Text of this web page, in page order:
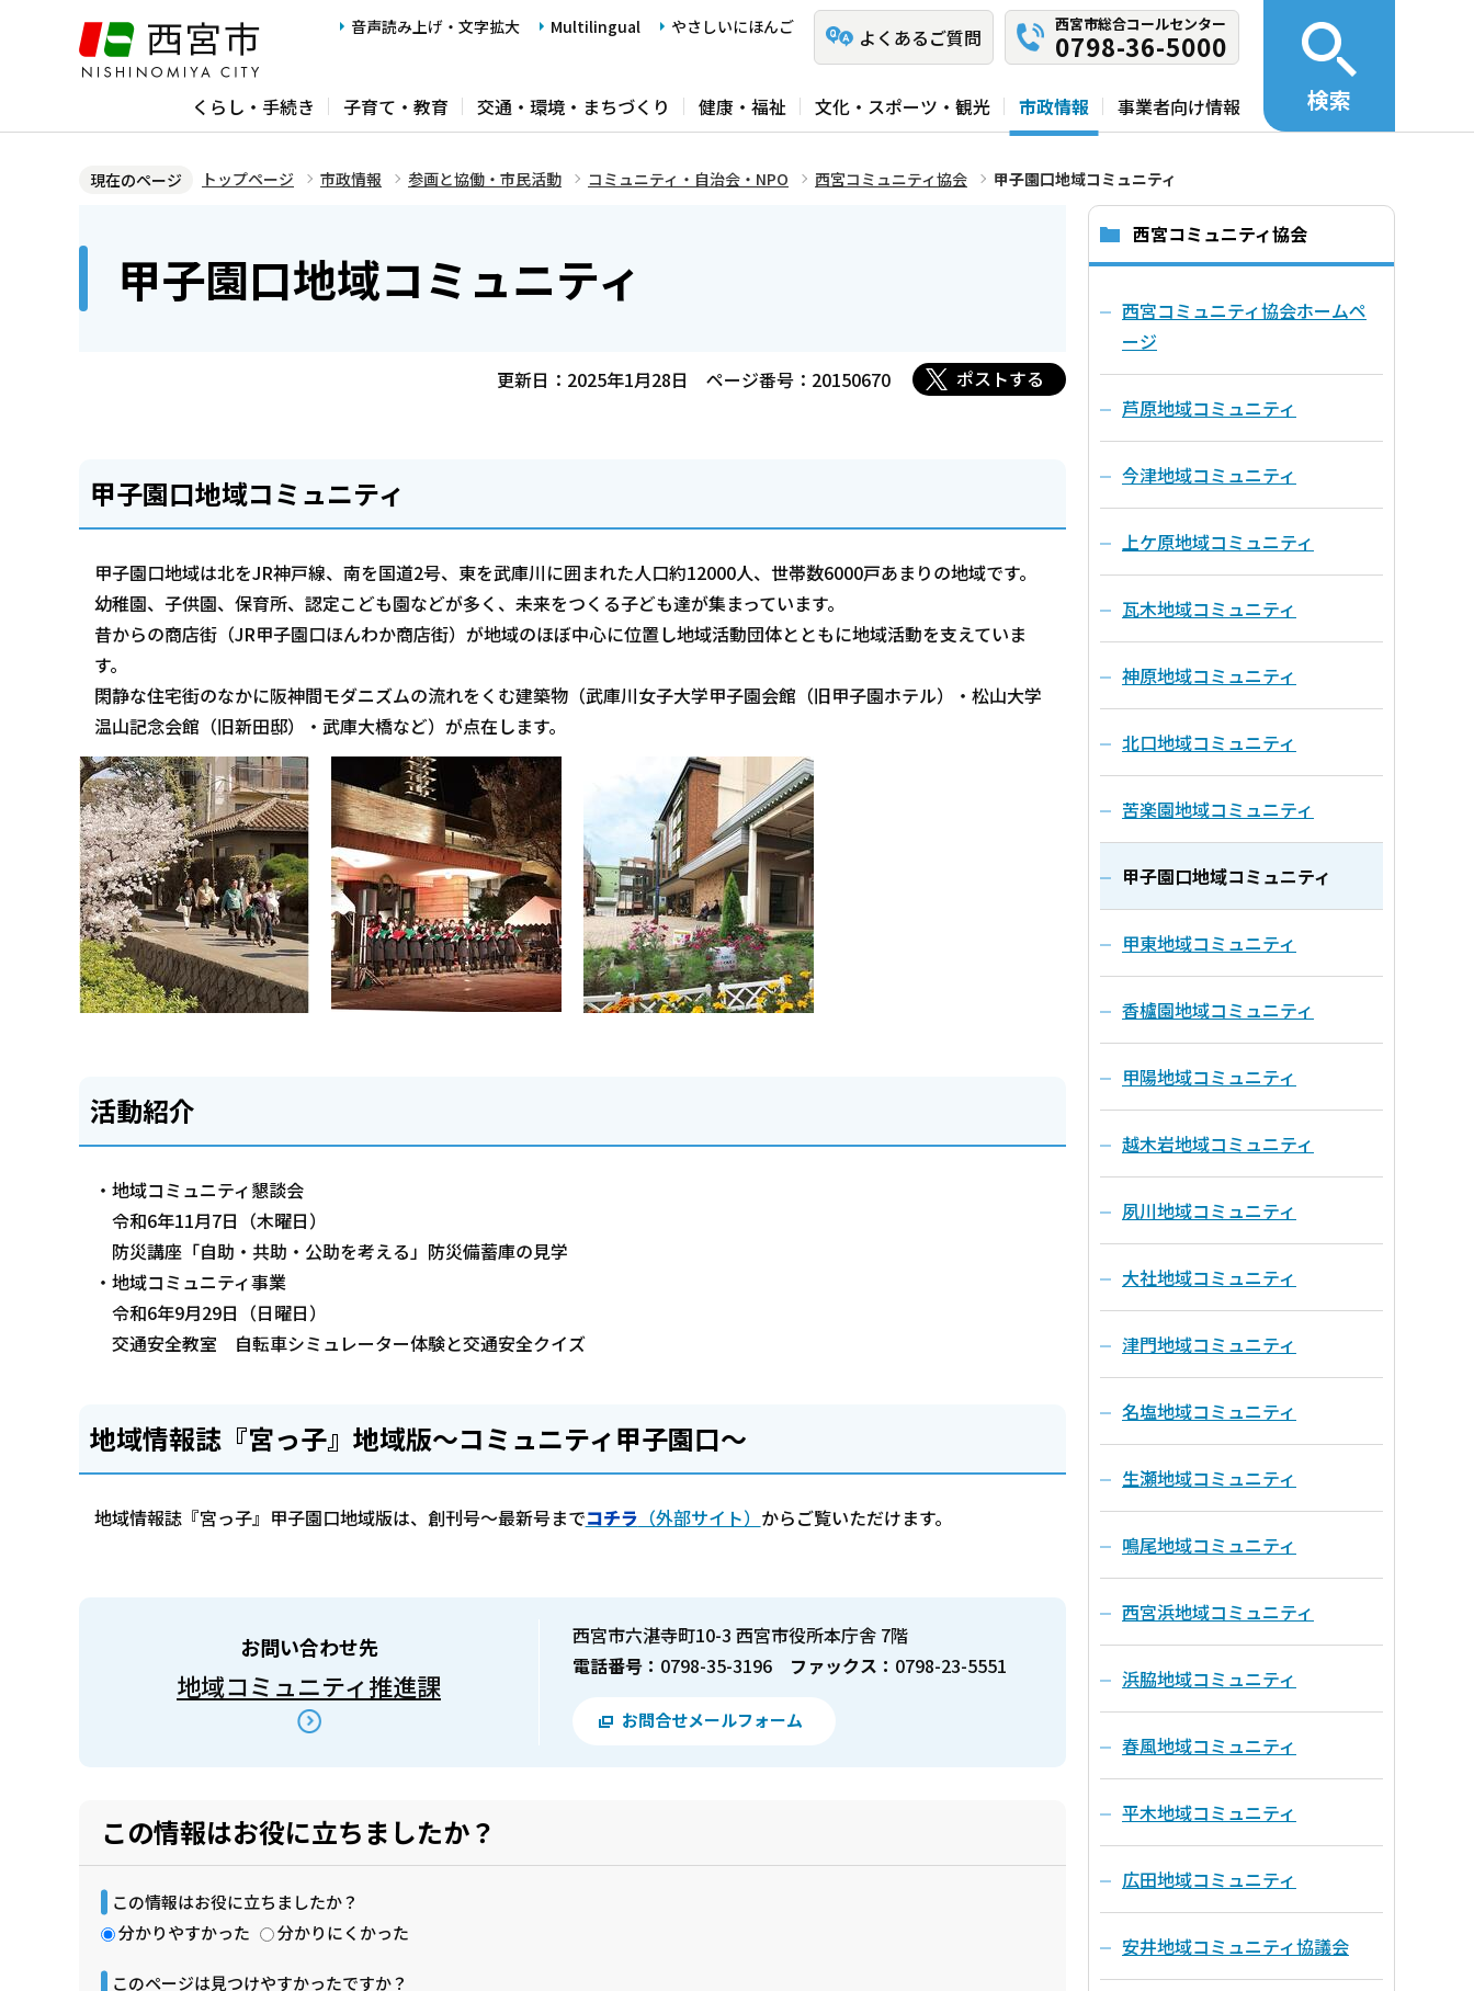
ジ
音声読み上げ・文字拡大 Multilingual やさしいにほんご よくあるご質問
西宮市総合コールセンター
0798-36-5000
くらし・手続き 子育て・教育 交通・環境・まちづくり 健康・福祉 文化・スポーツ・観光 市政情報 事業者向け情報 検索
現在のページ トップページ 市政情報 参画と協働・市民活動 コミュニティ・自治会・NPO 西宮コミュニティ協会 甲子園口地域コミュニティ
甲子園口地域コミュニティ
更新日：2025年1月28日 ページ番号：20150670 ポストする
甲子園口地域コミュニティ
甲子園口地域は北をJR神戸線、南を国道2号、東を武庫川に囲まれた人口約12000人、世帯数6000戸あまりの地域です。
幼稚園、子供園、保育所、認定こども園などが多く、未来をつくる子ども達が集まっています。
昔からの商店街（JR甲子園口ほんわか商店街）が地域のほぼ中心に位置し地域活動団体とともに地域活動を支えていま
す。
閑静な住宅街のなかに阪神間モダニズムの流れをくむ建築物（武庫川女子大学甲子園会館（旧甲子園ホテル）・松山大学
温山記念会館（旧新田邸）・武庫大橋など）が点在します。
活動紹介
・地域コミュニティ懇談会
令和6年11月7日（木曜日）
防災講座「自助・共助・公助を考える」防災備蓄庫の見学
・地域コミュニティ事業
令和6年9月29日（日曜日）
交通安全教室 自転車シミュレーター体験と交通安全クイズ
地域情報誌『宮っ子』地域版～コミュニティ甲子園口～
地域情報誌『宮っ子』甲子園口地域版は、創刊号～最新号までコチラ （外部サイト） からご覧いただけます。
お問い合わせ先
地域コミュニティ推進課
西宮市六湛寺町10-3 西宮市役所本庁舎 7階
電話番号： 0798-35-3196 ファックス： 0798-23-5551
お問合せメールフォーム
この情報はお役に立ちましたか？
この情報はお役に立ちましたか？
分かりやすかった
分かりにくかった
このページは見つけやすかったですか？
西宮コミュニティ協会
西宮コミュニティ協会ホームペ
ージ
芦原地域コミュニティ
今津地域コミュニティ
上ケ原地域コミュニティ
瓦木地域コミュニティ
神原地域コミュニティ
北口地域コミュニティ
苦楽園地域コミュニティ
甲子園口地域コミュニティ
甲東地域コミュニティ
香櫨園地域コミュニティ
甲陽地域コミュニティ
越木岩地域コミュニティ
夙川地域コミュニティ
大社地域コミュニティ
津門地域コミュニティ
名塩地域コミュニティ
生瀬地域コミュニティ
鳴尾地域コミュニティ
西宮浜地域コミュニティ
浜脇地域コミュニティ
春風地域コミュニティ
平木地域コミュニティ
広田地域コミュニティ
安井地域コミュニティ協議会